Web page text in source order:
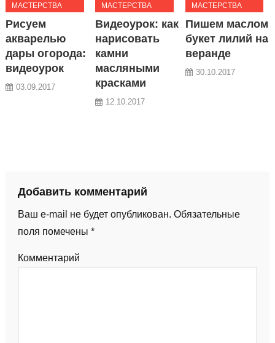
МАСТЕРСТВА
Рисуем
акварелью
дары огорода:
видеоурок
03.09.2017
МАСТЕРСТВА
Видеоурок: как
нарисовать
камни
масляными
красками
12.10.2017
МАСТЕРСТВА
Пишем маслом
букет лилий на
веранде
30.10.2017
Добавить комментарий
Ваш e-mail не будет опубликован. Обязательные
поля помечены *
Комментарий